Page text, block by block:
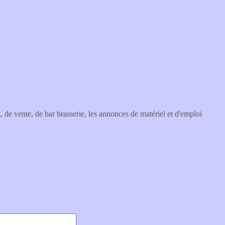
vente, de bar brasserie, les annonces de matériel et d'emploi